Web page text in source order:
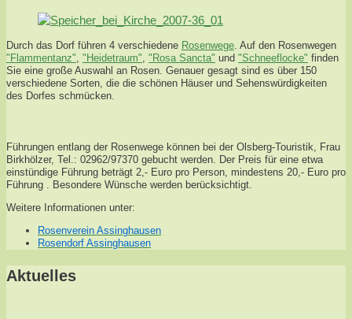
Durch das Dorf führen 4 verschiedene Rosenwege . Auf den Rosenwegen
"Flammentanz" "Heidetraum" "Rosa Sancta" und "Schneeflocke" finden
Sie eine große Auswahl an Rosen. Genauer gesagt sind es über 150
verschiedene Sorten, die die schönen Häuser und Sehenswürdigkeiten
des Dorfes schmücken.
Führungen entlang der Rosenwege können bei der Olsberg-Touristik, Frau
Birkhölzer, Tel.: 02962/97370 gebucht werden. Der Preis für eine etwa
einstündige Führung beträgt 2,- Euro pro Person, mindestens 20,- Euro pro
Führung . Besondere Wünsche werden berücksichtigt.
Weitere Informationen unter:
Rosenverein Assinghausen
Rosendorf Assinghausen
Aktuelles